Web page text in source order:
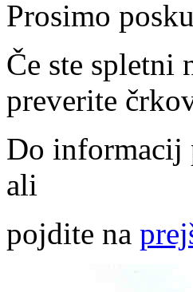
Prosimo
Če ste
preverite
Do informacij
ali
pojdite na